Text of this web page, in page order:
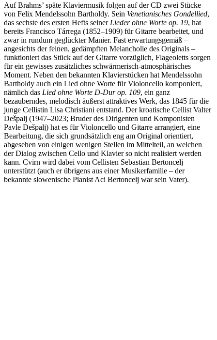
Auf Brahms’ späte Klaviermusik folgen auf der CD zwei Stücke
von Felix Mendelssohn Bartholdy. Sein Venetianisches Gondellied,
das sechste des ersten Hefts seiner Lieder ohne Worte op. 19, hat
bereits Francisco Tárrega (1852–1909) für Gitarre bearbeitet, und
zwar in rundum geglückter Manier. Fast erwartungsgemäß –
angesichts der feinen, gedämpften Melancholie des Originals –
funktioniert das Stück auf der Gitarre vorzüglich, Flageoletts sorgen
für ein gewisses zusätzliches schwärmerisch-atmosphärisches
Moment. Neben den bekannten Klavierstücken hat Mendelssohn
Bartholdy auch ein Lied ohne Worte für Violoncello komponiert,
nämlich das Lied ohne Worte D-Dur op. 109, ein ganz
bezauberndes, melodisch äußerst attraktives Werk, das 1845 für die
junge Cellistin Lisa Christiani entstand. Der kroatische Cellist Valter
Dešpalj (1947–2023; Bruder des Dirigenten und Komponisten
Pavle Dešpalj) hat es für Violoncello und Gitarre arrangiert, eine
Bearbeitung, die sich grundsätzlich eng am Original orientiert,
abgesehen von einigen wenigen Stellen im Mittelteil, an welchen
der Dialog zwischen Cello und Klavier so nicht realisiert werden
kann. Cvirn wird dabei vom Cellisten Sebastian Bertoncelj
unterstützt (auch er übrigens aus einer Musikerfamilie – der
bekannte slowenische Pianist Aci Bertoncelj war sein Vater).